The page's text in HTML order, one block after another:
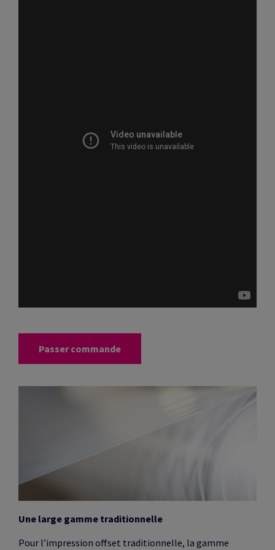
Passer commande
Une large gamme traditionnelle
Pour l’impression offset traditionnelle, la gamme